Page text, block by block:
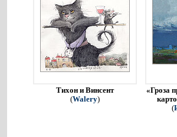
Тихон и Винсент
(Walery)
«Гроза
(